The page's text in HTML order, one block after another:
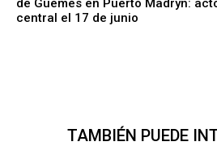
central el 17 de junio
TAMBIÉN PUEDE